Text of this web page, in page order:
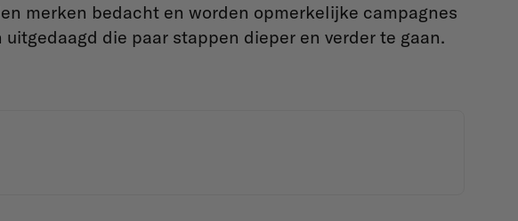
merken bedacht en worden opmerkelijke campagnes
die paar stappen dieper en verder te gaan.